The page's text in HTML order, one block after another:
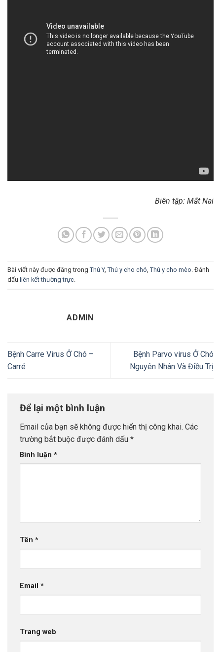
Biên tập: Mắt Nai
Bài viết này được đăng trong Thú Y, Thú y cho chó, Thú y cho mèo. Đánh
dấu liên kết thường trực.
ADMIN
Bệnh Carre Virus Ở Chó –
Carré
Bệnh Parvo virus Ở Chó
Nguyên Nhân Và Điều Trị
Để lại một bình luận
Email của bạn sẽ không được hiển thị công khai. Các
trường bắt buộc được đánh dấu *
Bình luận *
Tên *
Email *
Trang web